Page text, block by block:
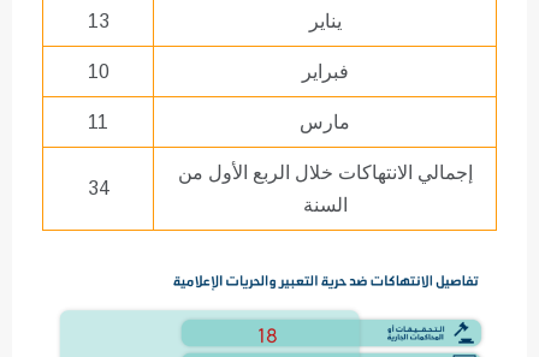
يناير 13
فبراير 10
مارس 11
إجمالي الانتهاكات خلال الربع الأول من
السنة
34